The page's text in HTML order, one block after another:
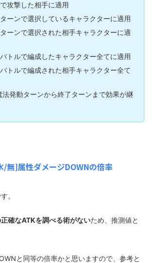
攻撃した相手に適用
ーンで選択しているキャラクターに適用
ーンで選択された相手キャラクターに適
トルで編成したキャラクター全てに適用
トルで編成された相手キャラクター全て
法発動ターンから終了ターンまで効果が継
/無]属性ダメージDOWNの倍率
。
確なATKを調べる術がないため、推測値と
と同等の倍率かと思いますので、参考と